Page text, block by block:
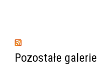
Pozostałe galerie